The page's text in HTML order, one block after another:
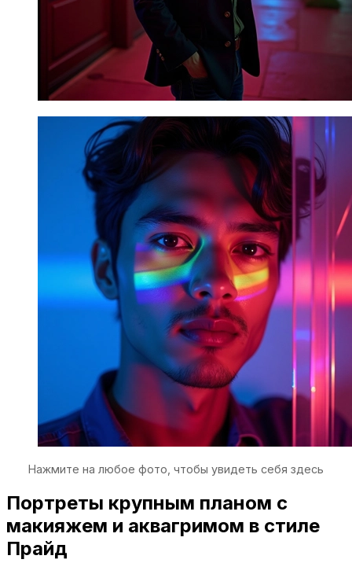
Нажмите на любое фото, чтобы увидеть себя здесь
макияжем и аквагримом в стиле
Прайд